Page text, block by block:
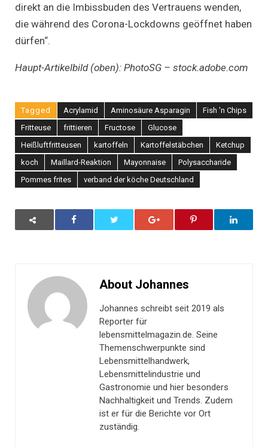
direkt an die Imbissbuden des Vertrauens wenden,
die während des Corona-Lockdowns geöffnet haben
dürfen“.
Haupt-Artikelbild (oben): PhotoSG – stock.adobe.com
Tagged Acrylamid Aminosäure Asparagin
Fish 'n Chips
Fritteuse
frittieren Fructose
Glucose
Heißluftfritteusen
kartoffeln Kartoffelstäbchen
Ketchup
koch
Maillard-Reaktion Mayonnaise
Polysaccharide
Pommes frites
verband der köche Deutschland
About Johannes
Johannes schreibt seit 2019 als
Reporter für
lebensmittelmagazin.de. Seine
Themenschwerpunkte sind
Lebensmittelhandwerk,
Lebensmittelindustrie und
Gastronomie und hier besonders
Nachhaltigkeit und Trends. Zudem
ist er für die Berichte vor Ort
zuständig.